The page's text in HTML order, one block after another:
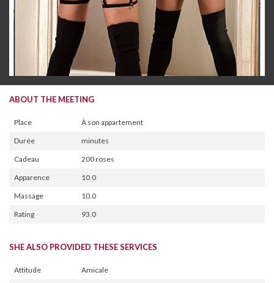
ABOUT THE MEETING
Place
À son appartement
Durée
minutes
Cadeau
200 roses
Apparence
10.0
Massage
10.0
Rating
93.0
SHE ALSO PROVIDED THESE SERVICES
Attitude
Amicale